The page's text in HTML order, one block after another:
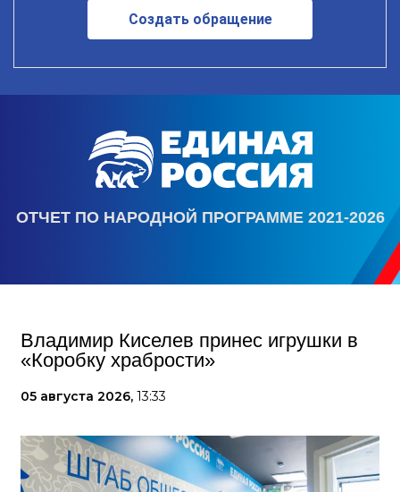
Создать обращение
ОТЧЕТ ПО НАРОДНОЙ ПРОГРАММЕ 2021-2026
Владимир Киселев принес игрушки в
«Коробку храбрости»
05 августа 2026, 13:33